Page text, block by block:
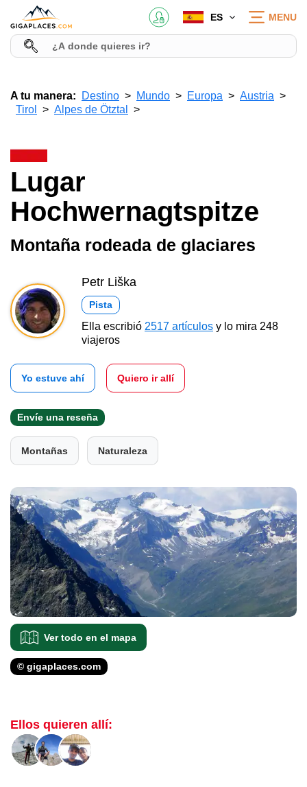
ES MENU
A tu manera: Destino Mundo Europa
Austria
Tirol
Alpes de Ötztal
Lugar
Hochwernagtspitze
Montaña rodeada de glaciares
Petr Liška
Pista
Ella escribió 2517 artículos y lo mira 248
viajeros
Yo estuve ahí Quiero ir allí
Envíe una reseña
Montañas Naturaleza
Ver todo en el mapa
© gigaplaces.com
Ellos quieren allí: